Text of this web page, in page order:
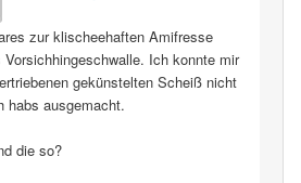
zur klischeehaften Amifresse
Vorsichhingeschwalle. Ich konnte mir
gekünstelten Scheiß nicht
habs ausgemacht.
die so?